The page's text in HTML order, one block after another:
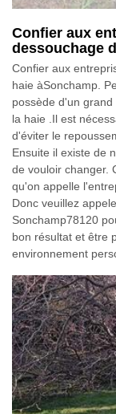
Confier aux
dessouchage
Confier aux
haie àSonchamp.
possède d'un
la haie .Il est
d'éviter le
Ensuite il existe de
de vouloir changer.
qu'on appelle
Donc veuillez
Sonchamp78120
bon résultat et être
environnement